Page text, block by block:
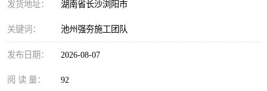
发货地址： 湖南省长沙浏阳市
关键词： 池州强夯施工团队
发布日期： 2026-08-07
阅 读 量： 92